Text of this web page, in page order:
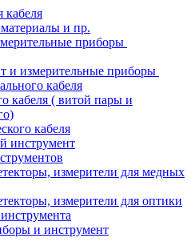
кабеля
и пр.
приборы
и измерительные приборы
кабеля
кабеля ( витой пары и
кабеля
инструмент
измерители для медных
измерители для оптики
и инструмент